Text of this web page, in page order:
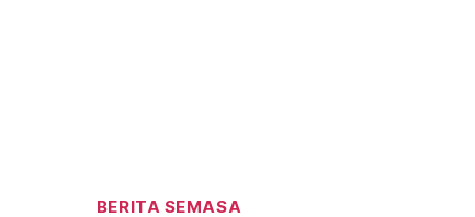
Categories
BERITA SEMASA